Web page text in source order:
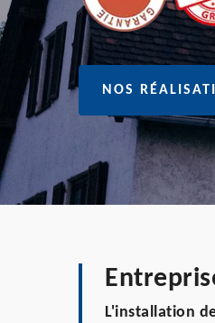
NOS
L'installation